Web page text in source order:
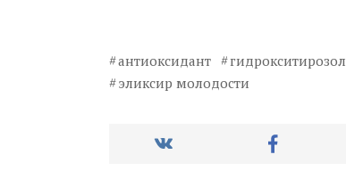
антиоксидант гидрокситирозол
эликсир молодости